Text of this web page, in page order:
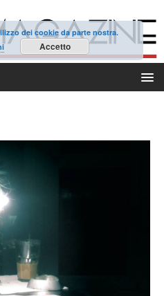
dei cookie da parte nostra.
Accetto